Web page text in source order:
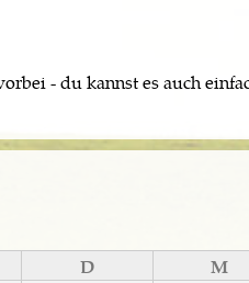
- du kannst es auch
D M